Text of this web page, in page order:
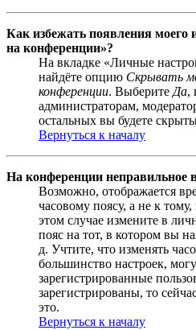
Как избежать появления моего
на конференции»?
На вкладке «Личные
найдёте опцию Скрывать
конференции. Выберите Да,
администраторам,
остальных вы будете
Вернуться к началу
На конференции неправильное
Возможно, отображается
часовому поясу, а не к
этом случае измените в
пояс на тот, в котором вы
д. Учтите, что изменять
большинство настроек,
зарегистрированные
зарегистрированы, то
это.
Вернуться к началу